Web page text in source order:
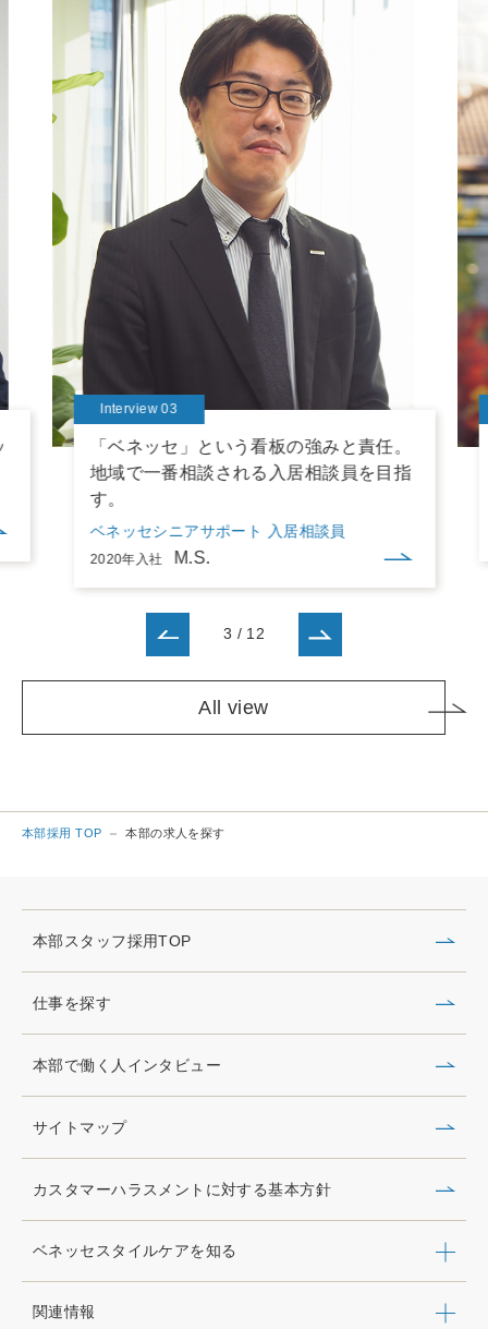
Interview 03
「ベネッセ」という看板の強みと責任。
地域で一番相談される入居相談員を目指
す。
ベネッセシニアサポート 入居相談員
2020年入社 M.S.
3 / 12
All view
本部採用 TOP 本部の求人を探す
本部スタッフ採用TOP
仕事を探す
本部で働く人インタビュー
サイトマップ
カスタマーハラスメントに対する基本方針
ベネッセスタイルケアを知る
関連情報